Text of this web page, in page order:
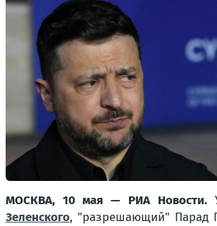
МОСКВА, 10 мая — РИА Новости.
Зеленского, "разрешающий" Парад